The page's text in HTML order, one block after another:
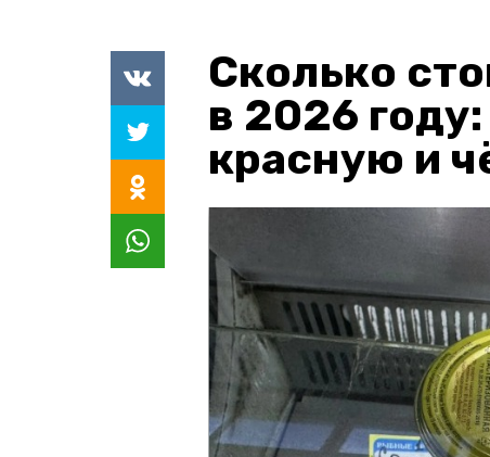
Сколько
в 2026
красную и